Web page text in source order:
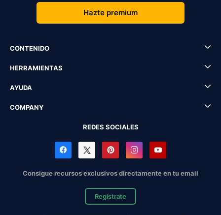
Hazte premium
CONTENIDO
HERRAMIENTAS
AYUDA
COMPANY
REDES SOCIALES
Consigue recursos exclusivos directamente en tu email
Regístrate